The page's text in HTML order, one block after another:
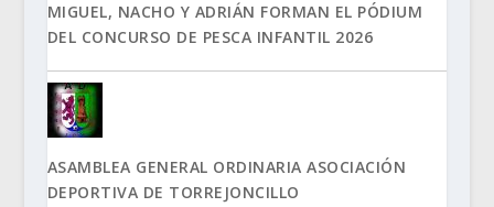
MIGUEL, NACHO Y ADRIÁN FORMAN EL PÓDIUM
DEL CONCURSO DE PESCA INFANTIL 2026
ASAMBLEA GENERAL ORDINARIA ASOCIACIÓN
DEPORTIVA DE TORREJONCILLO